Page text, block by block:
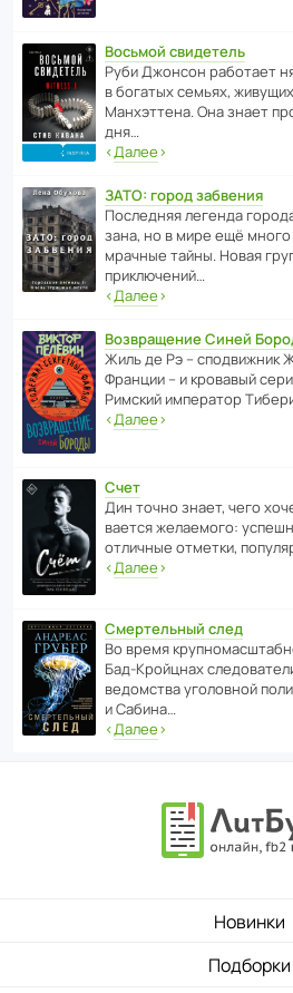
Восьмой свидетель
Руби Джонсон рабо­тает
в богатых семьях,
Манх­эт­тена. Она знает
дня…
‹Далее›
ЗАТО: город забвения
После­дняя легенда
зана, но в мире ещё
мрачные тайны. Новая
приключений…
‹Далее›
Возвращение Синей
Жиль де Рэ – спод­ви­жник
Франции – и кровавый
Римский импе­ратор
‹Далее›
Счет
Дин точно знает, чего
ва­ется жела­е­мого:
отли­чные отметки,
‹Далее›
Смертельный след
Во время
Бад‑Крой­цнах
ведомства уголо­вной
и Сабина…
‹Далее›
Новинки
Подборки